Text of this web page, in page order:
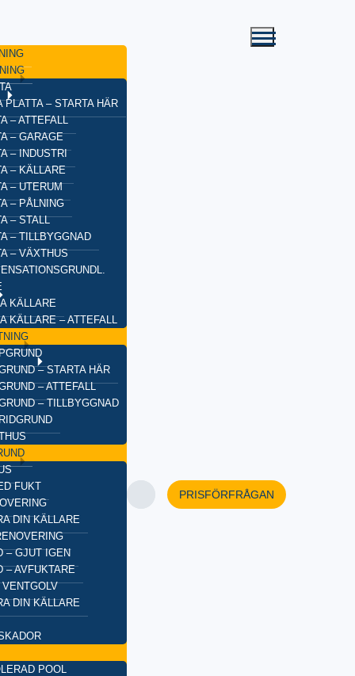
PLATTA – STARTA HÄR
– ATTEFALL
– GARAGE
– INDUSTRI
– KÄLLARE
– UTERUM
– PÅLNING
– STALL
– TILLBYGGNAD
– VÄXTHUS
KÄLLARE
KÄLLARE – ATTEFALL
– STARTA HÄR
– ATTEFALL
– TILLBYGGNAD
FUKT
DIN KÄLLARE
– GJUT IGEN
– AVFUKTARE
DIN KÄLLARE
POOL
PRISFÖRFRÅGAN